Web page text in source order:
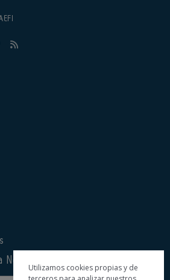
Utilizamos cookies propias y de